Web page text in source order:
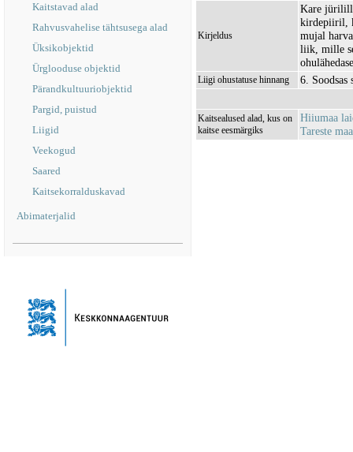
Kaitstavad alad
Rahvusvahelise tähtsusega alad
Üksikobjektid
Ürglooduse objektid
Pärandkultuuriobjektid
Pargid, puistud
Liigid
Veekogud
Saared
Kaitsekorralduskavad
Abimaterjalid
Kirjeldus
Kare jürilill
kirdepiiril,
mujal
liik, mille
Liigi ohustatuse hinnang 6. Soodsas
Kaitsealused alad, kus on
kaitse eesmärgiks
Hiiumaa
Tareste